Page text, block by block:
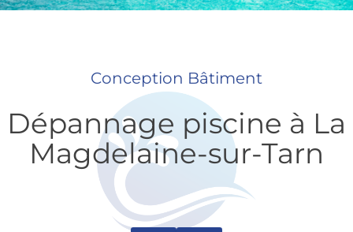
Conception Bâtiment
Dépannage piscine à La
Magdelaine-sur-Tarn